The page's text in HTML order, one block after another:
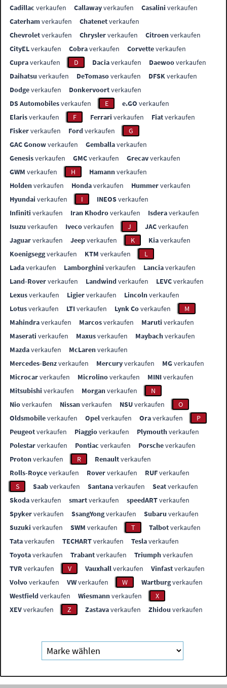
Cadillac verkaufen Callawayverkaufen Casalini verkaufen
Caterhamverkaufen Chatenetverkaufen
Chevroletverkaufen Chryslerverkaufen Citroenverkaufen
CityELverkaufen Cobraverkaufen Corvetteverkaufen
Cupraverkaufen D Daciaverkaufen Daewooverkaufen
Daihatsu verkaufen DeTomasoverkaufen DFSKverkaufen
Dodgeverkaufen Donkervoortverkaufen
DS Automobilesverkaufen E e.GO verkaufen
Elarisverkaufen F Ferrari verkaufen Fiatverkaufen
Fiskerverkaufen Fordverkaufen
G
GAC Gonowverkaufen Gemballaverkaufen
Genesisverkaufen GMCverkaufen Grecavverkaufen
GWM verkaufen H Hamannverkaufen
Holdenverkaufen Hondaverkaufen Hummerverkaufen
Hyundai verkaufen I INEOSverkaufen
Infiniti verkaufen Iran Khodroverkaufen Isderaverkaufen
Isuzu verkaufen Ivecoverkaufen J JACverkaufen
Jaguarverkaufen Jeepverkaufen K Kiaverkaufen
Koenigseggverkaufen KTM verkaufen
L
Ladaverkaufen Lamborghini verkaufen Lanciaverkaufen
Land-Roververkaufen Landwindverkaufen LEVCverkaufen
Lexusverkaufen Ligierverkaufen Lincolnverkaufen
Lotusverkaufen LTIverkaufen Lynk Coverkaufen
M
Mahindraverkaufen Marcosverkaufen Maruti verkaufen
Maserati verkaufen Maxusverkaufen Maybachverkaufen
Mazdaverkaufen McLarenverkaufen
Mercedes-Benzverkaufen Mercuryverkaufen MGverkaufen
Microcarverkaufen Microlinoverkaufen MINIverkaufen
Mitsubishi verkaufen Morganverkaufen
N
Nioverkaufen Nissanverkaufen NSUverkaufen
O
Oldsmobileverkaufen Opelverkaufen Oraverkaufen
P
Peugeotverkaufen Piaggioverkaufen Plymouthverkaufen
Polestarverkaufen Pontiac verkaufen Porscheverkaufen
Protonverkaufen R Renaultverkaufen
Rolls-Royceverkaufen Roververkaufen RUFverkaufen
S
Saabverkaufen Santanaverkaufen Seatverkaufen
Skodaverkaufen smartverkaufen speedARTverkaufen
Spykerverkaufen SsangYongverkaufen Subaru verkaufen
Suzuki verkaufen SWM verkaufen T Talbotverkaufen
Tataverkaufen TECHARTverkaufen Teslaverkaufen
Toyotaverkaufen Trabantverkaufen Triumphverkaufen
TVR verkaufen V Vauxhallverkaufen Vinfastverkaufen
Volvoverkaufen VWverkaufen W Wartburgverkaufen
Westfieldverkaufen Wiesmannverkaufen
X
XEVverkaufen Z Zastavaverkaufen Zhidou verkaufen